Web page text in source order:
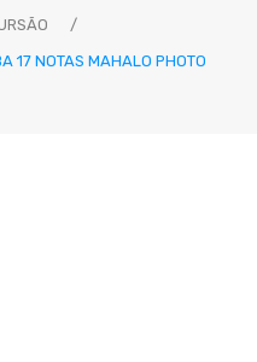
/
17 NOTAS MAHALO PHOTO